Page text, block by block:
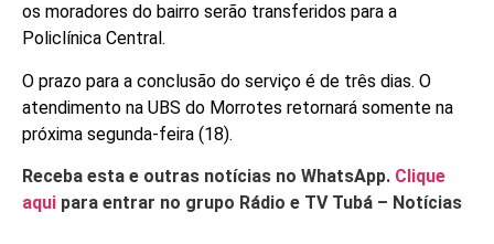
os moradores do bairro serão transferidos para a
Policlínica Central.
O prazo para a conclusão do serviço é de três dias. O
atendimento na UBS do Morrotes retornará somente na
próxima segunda-feira (18).
Receba esta e outras notícias no WhatsApp. Clique
aqui para entrar no grupo Rádio e TV Tubá – Notícias